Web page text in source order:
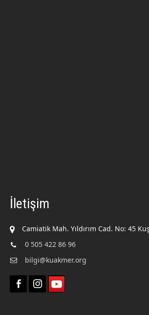
İletişim
Camiatik Mah. Yıldırım Cad. No: 45
0 505 422 86 96
bilgi@kuakmer.org